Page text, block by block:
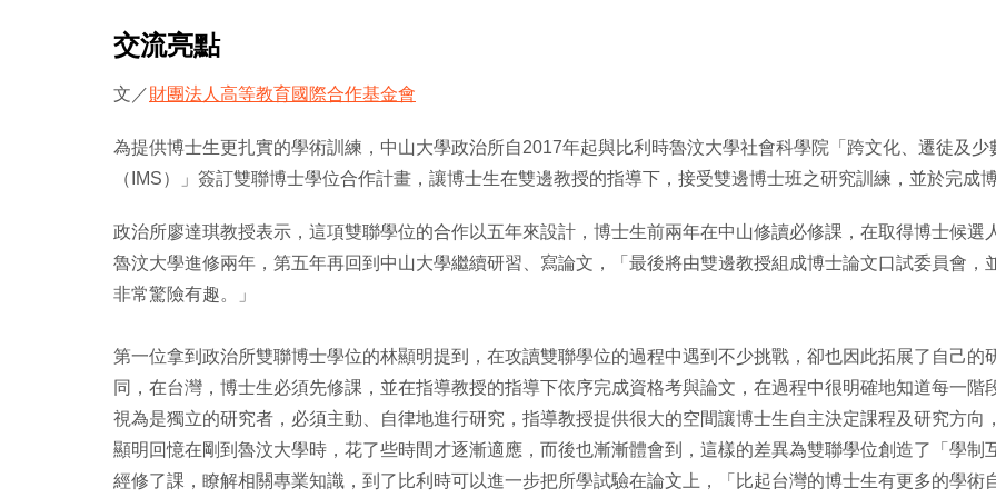
交流亮點
文／財團法人高等教育國際合作基金會
為提供博士生更扎實的學術訓練，中山大學政治所自2017年起與比利時魯汶大學社會科學院「跨文化、遷徒及
（IMS）」簽訂雙聯博士學位合作計畫，讓博士生在雙邊教授的指導下，接受雙邊博士班之研究訓練，並於完成
政治所廖達琪教授表示，這項雙聯學位的合作以五年來設計，博士生前兩年在中山修讀必修課，在取得博士候
魯汶大學進修兩年，第五年再回到中山大學繼續研習、寫論文，「最後將由雙邊教授組成博士論文口試委員會
非常驚險有趣。」
第一位拿到政治所雙聯博士學位的林顯明提到，在攻讀雙聯學位的過程中遇到不少挑戰，卻也因此拓展了自己
同，在台灣，博士生必須先修課，並在指導教授的指導下依序完成資格考與論文，在過程中很明確地知道每一
視為是獨立的研究者，必須主動、自律地進行研究，指導教授提供很大的空間讓博士生自主決定課程及研究方
顯明回憶在剛到魯汶大學時，花了些時間才逐漸適應，而後也漸漸體會到，這樣的差異為雙聯學位創造了「學
經修了課，瞭解相關專業知識，到了比利時可以進一步把所學試驗在論文上，「比起台灣的博士生有更多的學